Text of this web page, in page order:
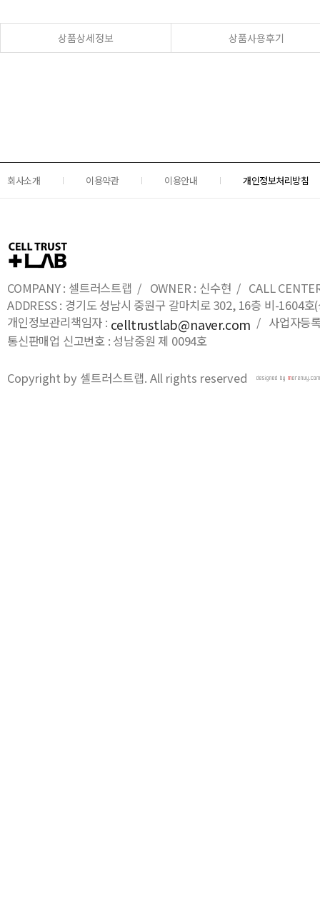
상품상세정보 상품사용후기
회사소개 이용약관 이용안내 개인정보처리방침
COMPANY : 셀트러스트랩 / OWNER : 신수현 / CALL
ADDRESS : 경기도 성남시 중원구 갈마치로 302, 16층 비-1604
개인정보관리책임자 : celltrustlab@naver.com / 사업자등
통신판매업 신고번호 : 성남중원 제 0094호
Copyright by 셀트러스트랩. All rights reserved